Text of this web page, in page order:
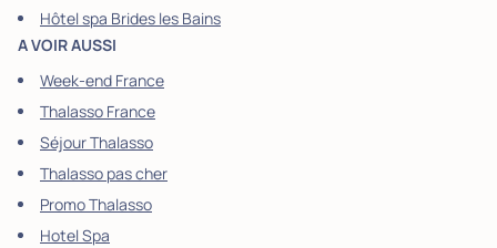
Hôtel spa Brides les Bains
A VOIR AUSSI
Week-end France
Thalasso France
Séjour Thalasso
Thalasso pas cher
Promo Thalasso
Hotel Spa